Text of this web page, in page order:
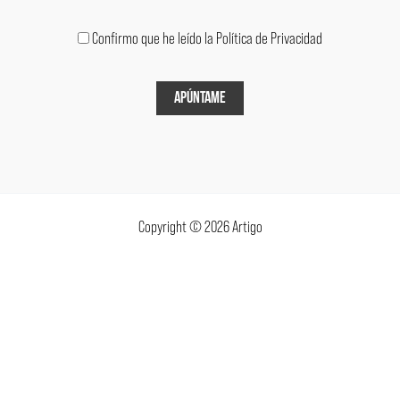
Confirmo que he leído la Política de Privacidad
Copyright © 2026 Artigo